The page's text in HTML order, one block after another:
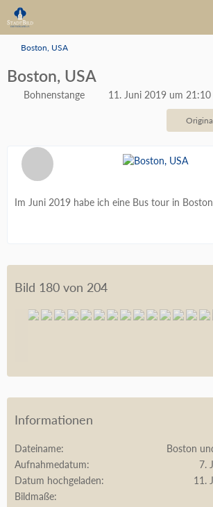
Boston, USA
Boston, USA
Bohnenstange 11. Juni 2019 um 21:10
Im Juni 2019 habe ich eine Bus tour in
Bild 180 von 204
Informationen
Dateiname
Boston
Aufnahmedatum
7.
Datum hochgeladen
11.
Bildmaße